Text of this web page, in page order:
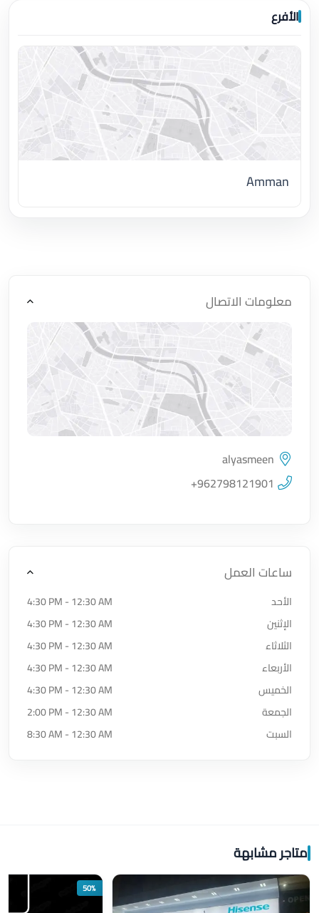
الأفرع
Amman
معلومات الاتصال
اضغط لتحميل الموقع
alyasmeen
+962798121901
ساعات العمل
الأحد
4:30 PM - 12:30 AM
الإثنين
4:30 PM - 12:30 AM
الثلاثاء
4:30 PM - 12:30 AM
الأربعاء
4:30 PM - 12:30 AM
الخميس
4:30 PM - 12:30 AM
الجمعة
2:00 PM - 12:30 AM
السبت
8:30 AM - 12:30 AM
متاجر مشابهة
50%